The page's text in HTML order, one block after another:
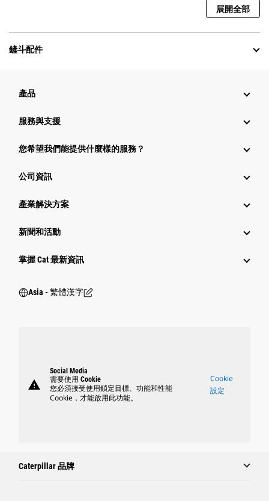
展開全部
鏟斗配件
產品
服務與支援
您希望我們能提供什麼樣的服務？
公司資訊
產業解決方案
新聞和活動
掌握 Cat 最新資訊
Asia - 繁體漢字
warning
Social Media
需要使用 Cookie
您必須接受使用鎖定目標、功能和性能
Cookie，才能啟用此功能。
Cookie
設定
Caterpillar 品牌